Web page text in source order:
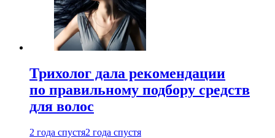
Трихолог дала рекомендации
по правильному подбору средств
для волос
2 года спустя2 года спустя